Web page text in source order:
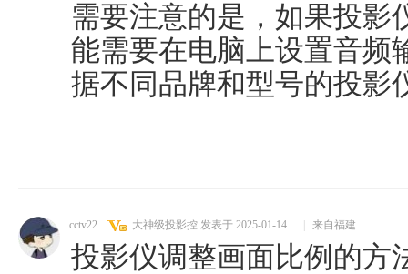
需要注意的是，如果投影
能需要在电脑上设置音频
据不同品牌和型号的投影
cctv22 大神级投影控 发表于 2025-01-14 来自福建
投影仪调整画面比例的方